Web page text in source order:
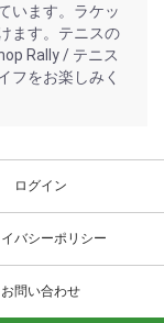
います。ラケッ
ます。テニスの
Rally / テニス
フをお楽しみく
ログイン
バシーポリシー
お問い合わせ